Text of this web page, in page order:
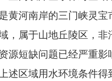
黄河南岸的三门峡灵
，属于山地丘陵区，
源短缺问题已经严重
述区域用水环境条件